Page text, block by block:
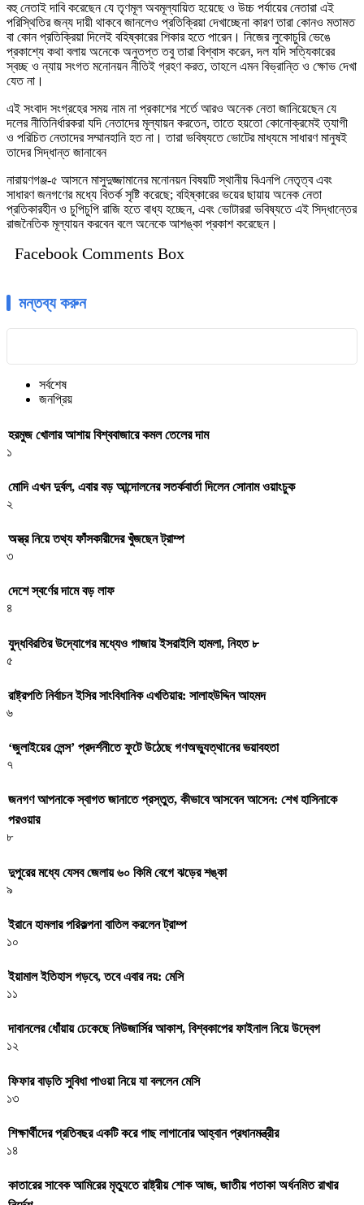
বহু নেতাই দাবি করেছেন যে তৃণমূল অবমূল্যায়িত হয়েছে ও উচ্চ পর্যায়ের নেতারা এই
পরিস্থিতির জন্য দায়ী থাকবে জানলেও প্রতিক্রিয়া দেখাচ্ছেনা কারণ তারা কোনও মতামত
বা কোন প্রতিক্রিয়া দিলেই বহিষ্কারের শিকার হতে পারেন। নিজের লুকোচুরি ভেঙে
প্রকাশ্যে কথা বলায় অনেকে অনুতপ্ত তবু তারা বিশ্বাস করেন, দল যদি সত্যিকারের
স্বচ্ছ ও ন্যায় সংগত মনোনয়ন নীতিই গ্রহণ করত, তাহলে এমন বিভ্রান্তি ও ক্ষোভ দেখা
যেত না।
এই সংবাদ সংগ্রহের সময় নাম না প্রকাশের শর্তে আরও অনেক নেতা জানিয়েছেন যে
দলের নীতিনির্ধারকরা যদি নেতাদের মূল্যায়ন করতেন, তাতে হয়তো কোনোক্রমেই ত্যাগী
ও পরিচিত নেতাদের সম্মানহানি হত না। তারা ভবিষ্যতে ভোটের মাধ্যমে সাধারণ মানুষই
তাদের সিদ্ধান্ত জানাবেন
নারায়ণগঞ্জ-৫ আসনে মাসুদুজ্জামানের মনোনয়ন বিষয়টি স্থানীয় বিএনপি নেতৃত্ব এবং
সাধারণ জনগণের মধ্যে বিতর্ক সৃষ্টি করেছে; বহিষ্কারের ভয়ের ছায়ায় অনেক নেতা
প্রতিকারহীন ও চুপিচুপি রাজি হতে বাধ্য হচ্ছেন, এবং ভোটাররা ভবিষ্যতে এই সিদ্ধান্তের
রাজনৈতিক মূল্যায়ন করবেন বলে অনেকে আশঙ্কা প্রকাশ করেছেন।
Facebook Comments Box
মন্তব্য করুন
সর্বশেষ
জনপ্রিয়
হরমুজ খোলার আশায় বিশ্ববাজারে কমল তেলের দাম
১
মোদি এখন দুর্বল, এবার বড় আন্দোলনের সতর্কবার্তা দিলেন সোনাম ওয়াংচুক
২
অস্ত্র নিয়ে তথ্য ফাঁসকারীদের খুঁজছেন ট্রাম্প
৩
দেশে স্বর্ণের দামে বড় লাফ
৪
যুদ্ধবিরতির উদ্যোগের মধ্যেও গাজায় ইসরাইলি হামলা, নিহত ৮
৫
রাষ্ট্রপতি নির্বাচন ইসির সাংবিধানিক এখতিয়ার: সালাহউদ্দিন আহমদ
৬
‘জুলাইয়ের লেন্স’ প্রদর্শনীতে ফুটে উঠেছে গণঅভ্যুত্থানের ভয়াবহতা
৭
জনগণ আপনাকে স্বাগত জানাতে প্রস্তুত, কীভাবে আসবেন আসেন: শেখ হাসিনাকে
পরওয়ার
৮
দুপুরের মধ্যে যেসব জেলায় ৬০ কিমি বেগে ঝড়ের শঙ্কা
৯
ইরানে হামলার পরিকল্পনা বাতিল করলেন ট্রাম্প
১০
ইয়ামাল ইতিহাস গড়বে, তবে এবার নয়: মেসি
১১
দাবানলের ধোঁয়ায় ঢেকেছে নিউজার্সির আকাশ, বিশ্বকাপের ফাইনাল নিয়ে উদ্বেগ
১২
ফিফার বাড়তি সুবিধা পাওয়া নিয়ে যা বললেন মেসি
১৩
শিক্ষার্থীদের প্রতিবছর একটি করে গাছ লাগানোর আহ্বান প্রধানমন্ত্রীর
১৪
কাতারের সাবেক আমিরের মৃত্যুতে রাষ্ট্রীয় শোক আজ, জাতীয় পতাকা অর্ধনমিত রাখার